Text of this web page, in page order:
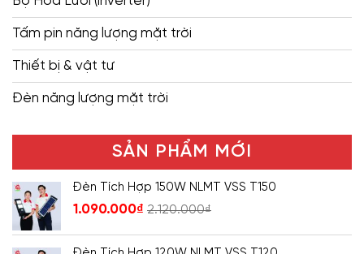
Tấm pin năng lượng mặt trời
Thiết bị & vật tư
Đèn năng lượng mặt trời
SẢN PHẨM MỚI
Đèn Tích Hợp 150W NLMT VSS T150
1.090.000₫ 2.120.000₫